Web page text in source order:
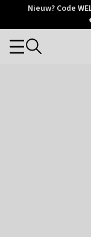
OtriumNieuw? Code
Categories